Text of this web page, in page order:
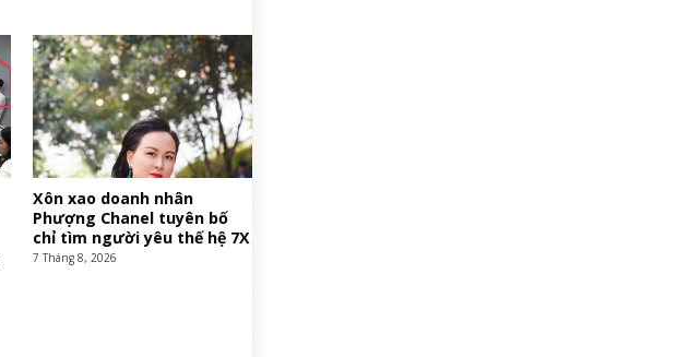
Xôn xao doanh nhân
Phượng Chanel tuyên bố
chỉ tìm người yêu thế hệ 7X
7 Tháng 8, 2026